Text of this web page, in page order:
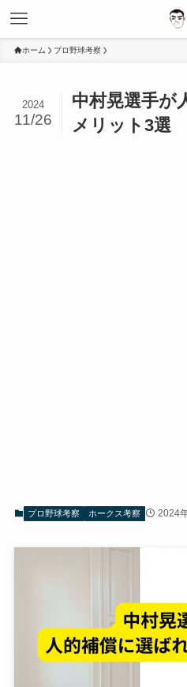
ホーム プロ野球考察
中村晃選手が
メリット3選
2024
11/26
プロ野球考察 ホークス考察 2024